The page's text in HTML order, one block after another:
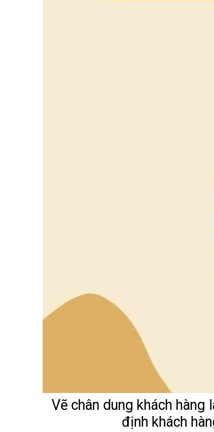
Vẽ chân dung khách hàng
định khách